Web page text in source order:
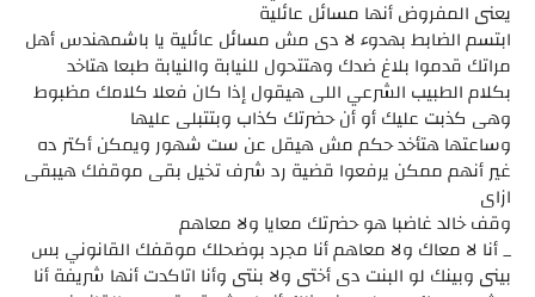
يعنى المفروض أنها مسائل عائلية
ابتسم الضابط بهدوء لا دى مش مسائل عائلية يا باشمهندس أهل
مراتك قدموا بلاغ ضدك وهتتحول للنيابة والنيابة طبعا هتاخد
بكلام الطبيب الشرعي اللى هيقول إذا كان فعلا كلامك مظبوط
وهى كذبت عليك أو أن حضرتك كذاب وبتتبلى عليها
وساعتها هتأخد حكم مش هيقل عن ست شهور ويمكن أكتر ده
غير أنهم ممكن يرفعوا قضية رد شرف تخيل بقى موقفك هيبقى
ازاى
وقف خالد غاضبا هو حضرتك معايا ولا معاهم
_ أنا لا معاك ولا معاهم أنا مجرد بوضحلك موقفك القانوني بس
بينى وبينك لو البنت دى أختى ولا بنتى وأنا اتاكدت أنها شريفة أنا